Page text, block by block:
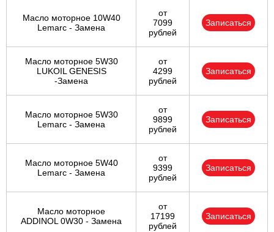
Масло моторное 10W40
Lemarc - Замена
от
7099
рублей
Записаться
Масло моторное 5W30
LUKOIL GENESIS
-Замена
от
4299
рублей
Записаться
Масло моторное 5W30
Lemarc - Замена
от
9899
рублей
Записаться
Масло моторное 5W40
Lemarc - Замена
от
9399
рублей
Записаться
Масло моторное
ADDINOL 0W30 - Замена
от
17199
рублей
Записаться